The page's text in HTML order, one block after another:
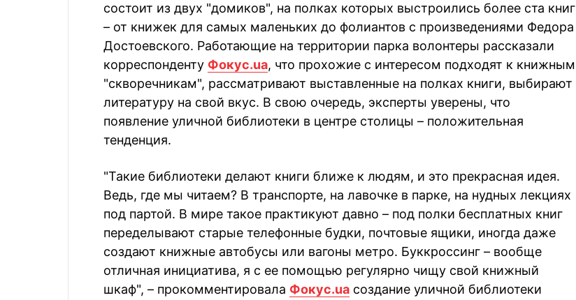
состоит из двух "домиков", на полках которых выстроились более ста книг
– от книжек для самых маленьких до фолиантов с произведениями Федора
Достоевского. Работающие на территории парка волонтеры рассказали
корреспонденту Фокус.ua, что прохожие с интересом подходят к книжным
"скворечникам", рассматривают выставленные на полках книги, выбирают
литературу на свой вкус. В свою очередь, эксперты уверены, что
появление уличной библиотеки в центре столицы – положительная
тенденция.
"Такие библиотеки делают книги ближе к людям, и это прекрасная идея.
Ведь, где мы читаем? В транспорте, на лавочке в парке, на нудных лекциях
под партой. В мире такое практикуют давно – под полки бесплатных книг
переделывают старые телефонные будки, почтовые ящики, иногда даже
создают книжные автобусы или вагоны метро. Буккроссинг – вообще
отличная инициатива, я с ее помощью регулярно чищу свой книжный
шкаф", – прокомментировала Фокус.ua создание уличной библиотеки